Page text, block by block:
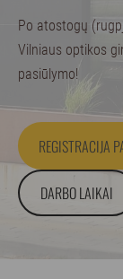
Po atostogų
Vilniaus optikos
pasiūlymo!
​REGISTRACIJA
​DARBO LAIKAI​